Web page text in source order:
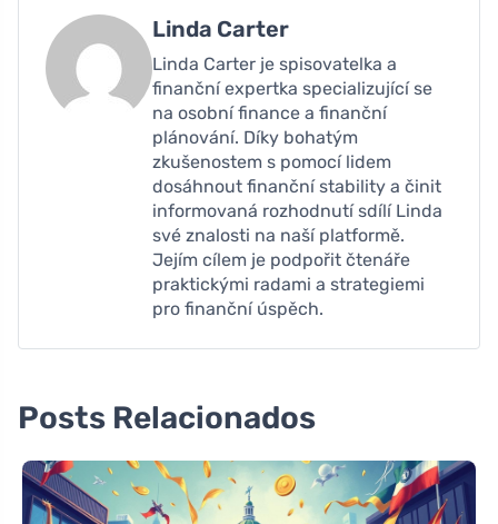
Linda Carter
Linda Carter je spisovatelka a
finanční expertka specializující se
na osobní finance a finanční
plánování. Díky bohatým
zkušenostem s pomocí lidem
dosáhnout finanční stability a činit
informovaná rozhodnutí sdílí Linda
své znalosti na naší platformě.
Jejím cílem je podpořit čtenáře
praktickými radami a strategiemi
pro finanční úspěch.
Posts Relacionados